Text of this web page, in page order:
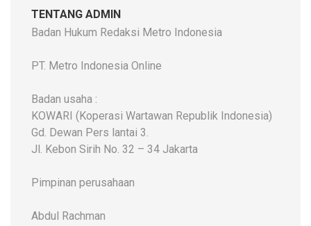
TENTANG ADMIN
Badan Hukum Redaksi Metro Indonesia
PT. Metro Indonesia Online
Badan usaha :
KOWARI (Koperasi Wartawan Republik Indonesia)
Gd. Dewan Pers lantai 3.
Jl. Kebon Sirih No. 32 – 34 Jakarta
Pimpinan perusahaan
Abdul Rachman